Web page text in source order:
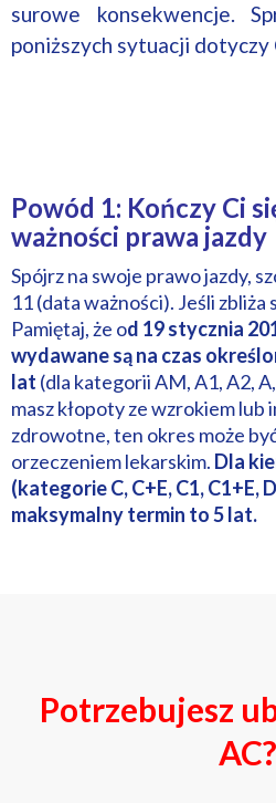
surowe konsekwencje.
poniższych sytuacji dotyczy
Powód 1: Kończy Ci
ważności prawa jazdy
Spójrz na swoje prawo jazdy,
11 (data ważności). Jeśli zbliża
Pamiętaj, że od 19 stycznia
wydawane są na czas
lat (dla kategorii AM, A1, A2,
masz kłopoty ze wzrokiem lub
zdrowotne, ten okres może
orzeczeniem lekarskim. Dla
(kategorie C, C+E, C1, C1+E,
maksymalny termin to 5 lat.
Potrzebujesz
AC?